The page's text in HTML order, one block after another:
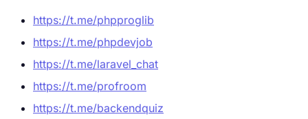
https://t.me/phpproglib
https://t.me/phpdevjob
https://t.me/laravel_chat
https://t.me/profroom
https://t.me/backendquiz